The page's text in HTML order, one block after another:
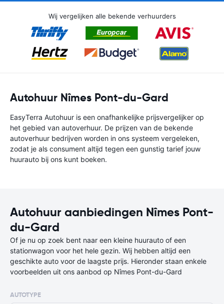
Wij vergelijken alle bekende verhuurders
Autohuur Nîmes Pont-du-Gard
EasyTerra Autohuur is een onafhankelijke prijsvergelijker op
het gebied van autoverhuur. De prijzen van de bekende
autoverhuur bedrijven worden in ons systeem vergeleken,
zodat je als consument altijd tegen een gunstig tarief jouw
huurauto bij ons kunt boeken.
Autohuur aanbiedingen Nîmes Pont-
du-Gard
Of je nu op zoek bent naar een kleine huurauto of een
stationwagon voor het hele gezin. Wij hebben altijd een
geschikte auto voor de laagste prijs. Hieronder staan enkele
voorbeelden uit ons aanbod op Nîmes Pont-du-Gard
AUTOTYPE